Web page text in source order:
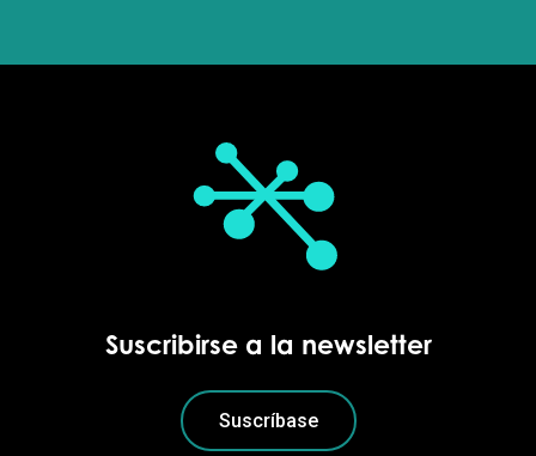
Suscribirse a la newsletter
Suscríbase